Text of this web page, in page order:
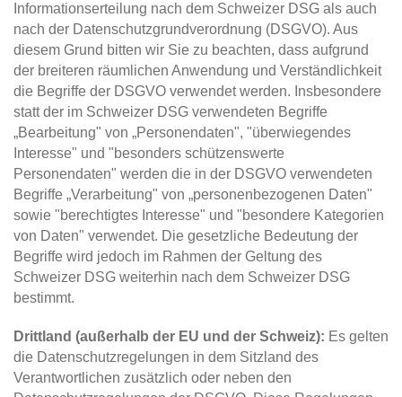
Informationserteilung nach dem Schweizer DSG als auch
nach der Datenschutzgrundverordnung (DSGVO). Aus
diesem Grund bitten wir Sie zu beachten, dass aufgrund
der breiteren räumlichen Anwendung und Verständlichkeit
die Begriffe der DSGVO verwendet werden. Insbesondere
statt der im Schweizer DSG verwendeten Begriffe
„Bearbeitung" von „Personendaten", "überwiegendes
Interesse" und "besonders schützenswerte
Personendaten" werden die in der DSGVO verwendeten
Begriffe „Verarbeitung" von „personenbezogenen Daten"
sowie "berechtigtes Interesse" und "besondere Kategorien
von Daten" verwendet. Die gesetzliche Bedeutung der
Begriffe wird jedoch im Rahmen der Geltung des
Schweizer DSG weiterhin nach dem Schweizer DSG
bestimmt.
Drittland (außerhalb der EU und der Schweiz): Es gelten
die Datenschutzregelungen in dem Sitzland des
Verantwortlichen zusätzlich oder neben den